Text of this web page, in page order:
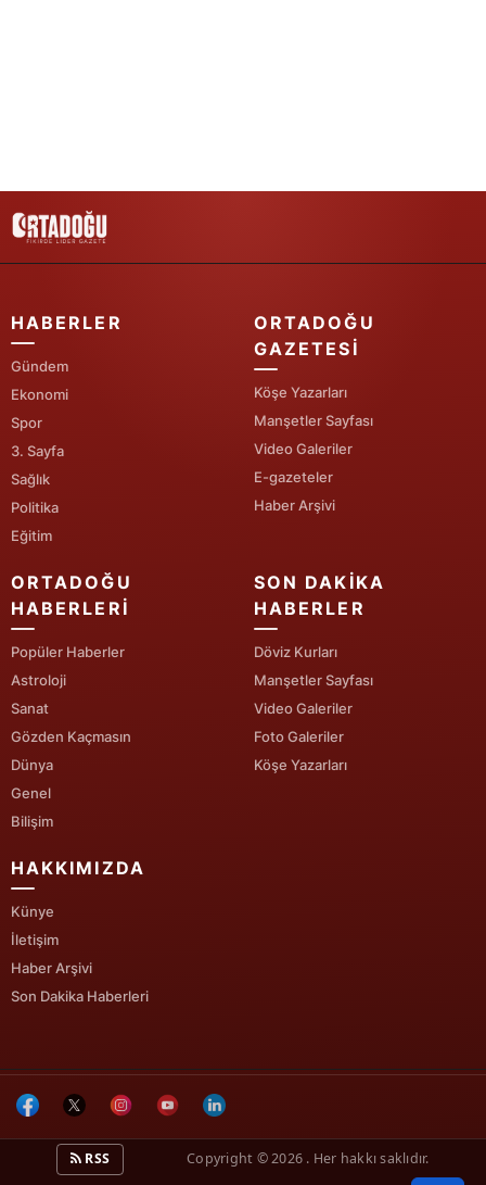
Kilis
Osmaniye
Düzce
HABERLER
Gündem
Ekonomi
Spor
3. Sayfa
Sağlık
Politika
Eğitim
ORTADOĞU
GAZETESI
Köşe Yazarları
Manşetler Sayfası
Video Galeriler
E-gazeteler
Haber Arşivi
ORTADOĞU
HABERLERI
Popüler Haberler
Astroloji
Sanat
Gözden Kaçmasın
Dünya
Genel
Bilişim
SON DAKIKA
HABERLER
Döviz Kurları
Manşetler Sayfası
Video Galeriler
Foto Galeriler
Köşe Yazarları
HAKKIMIZDA
Künye
İletişim
Haber Arşivi
Son Dakika Haberleri
RSS Copyright © 2026 . Her hakkı saklıdır.